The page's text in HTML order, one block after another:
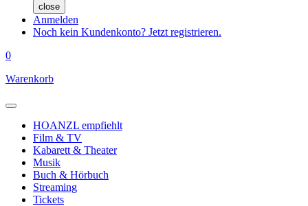
close
Anmelden
Noch kein Kundenkonto? Jetzt registrieren.
0
Warenkorb
HOANZL empfiehlt
Film & TV
Kabarett & Theater
Musik
Buch & Hörbuch
Streaming
Tickets